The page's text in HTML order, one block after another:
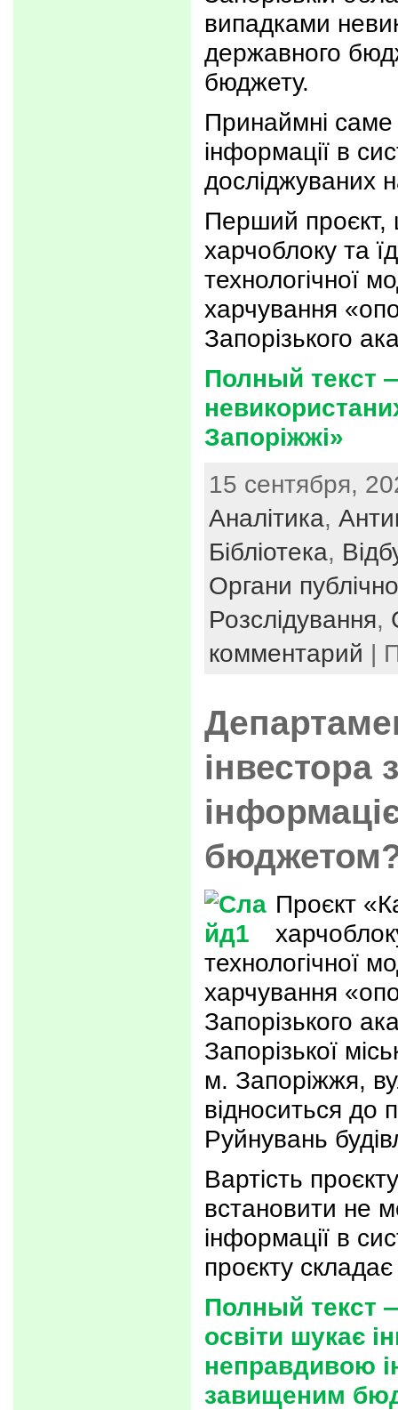
випадками
державного
бюджету.
Принаймні саме
інформації в
досліджуваних
Перший проєкт,
харчоблоку та
технологічної
харчування
Запорізького
Полный текст —
Запоріжжі»
15 сентября,
Аналітика,
Бібліотека,
Органи
Розслідування,
комментарий |
інвестора
Проєкт
технологічної
харчування
Запорізького
Запорізької
м. Запоріжжя,
відноситься до
Руйнувань
Вартість
встановити не
інформації в
проєкту
Полный текст
освіти шукає
неправдивою
завищеним